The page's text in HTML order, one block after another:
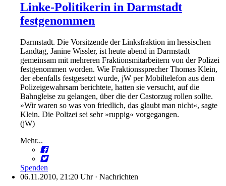
Linke-Politikerin in Darmstadt
festgenommen
Darmstadt. Die Vorsitzende der Linksfraktion im hessischen
Landtag, Janine Wissler, ist heute abend in Darmstadt
gemeinsam mit mehreren Fraktionsmitarbeitern von der Polizei
festgenommen worden. Wie Fraktionssprecher Thomas Klein,
der ebenfalls festgesetzt wurde, jW per Mobiltelefon aus dem
Polizeigewahrsam berichtete, hatten sie versucht, auf die
Bahngleise zu gelangen, über die der Castorzug rollen sollte.
»Wir waren so was von friedlich, das glaubt man nicht«, sagte
Klein. Die Polizei sei sehr »ruppig« vorgegangen.
(jW)
Mehr...
Spenden
06.11.2010, 21:20 Uhr· Nachrichten